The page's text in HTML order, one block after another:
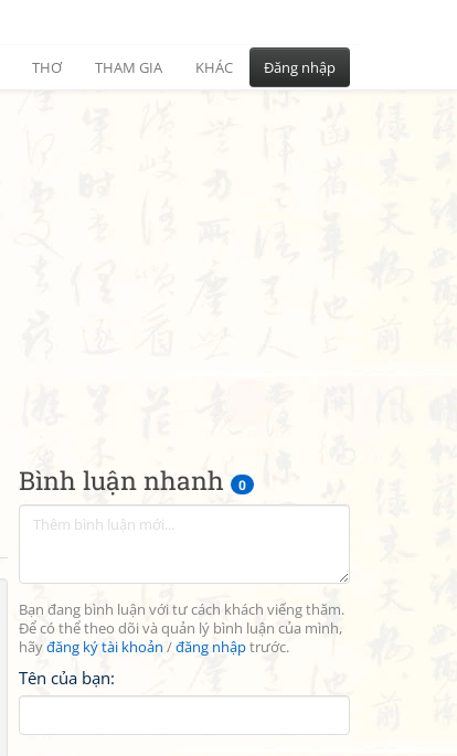
THƠ THAM GIA KHÁC Đăng nhập
Bình luận nhanh 0
Bạn đang bình luận với tư cách khách viếng thăm.
Để có thể theo dõi và quản lý bình luận của mình,
hãyđăng ký tài khoản /đăng nhậptrước.
Tên của bạn: